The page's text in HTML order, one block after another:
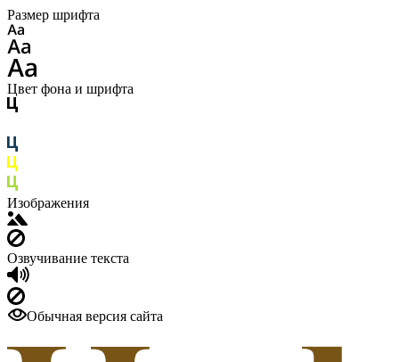
Размер шрифта
Цвет фона и шрифта
Изображения
Озвучивание текста
Обычная версия сайта